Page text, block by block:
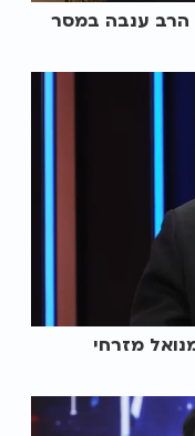
הרב ענבה במסר
מזרחי